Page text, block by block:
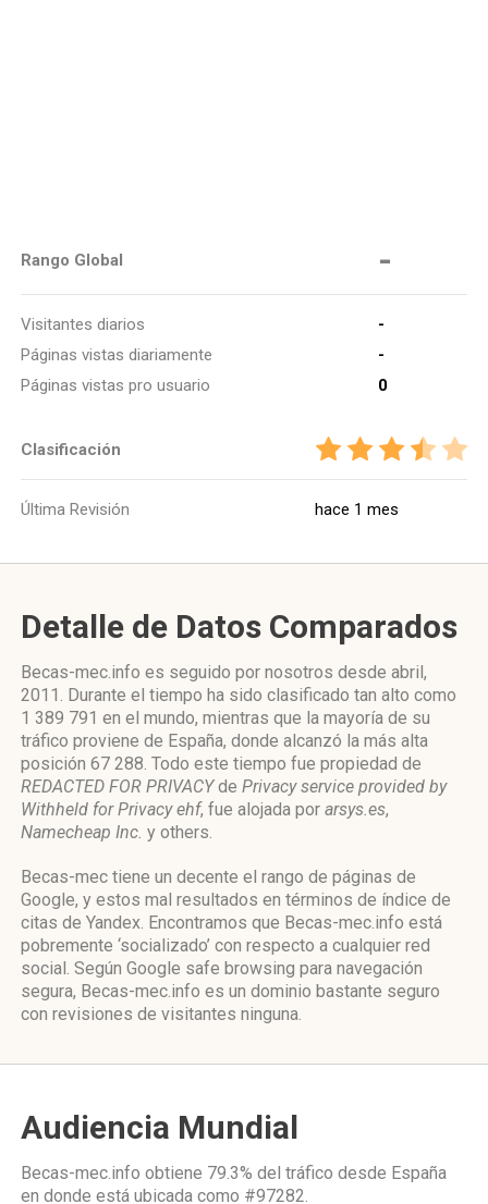
Rango Global -
Visitantes diarios
-
Páginas vistas diariamente
-
Páginas vistas pro usuario
0
Clasificación
Última Revisión hace 1 mes
Detalle de Datos Comparados
Becas-mec.info es seguido por nosotros desde abril,
2011. Durante el tiempo ha sido clasificado tan alto como
1 389 791 en el mundo, mientras que la mayoría de su
tráfico proviene de España, donde alcanzó la más alta
posición 67 288. Todo este tiempo fue propiedad de
REDACTED FOR PRIVACYde Privacy service provided by
Withheld for Privacy ehf, fue alojada por arsys.es,
Namecheap Inc. y others.
Becas-mec tiene un decente el rango de páginas de
Google, y estos mal resultados en términos de índice de
citas de Yandex. Encontramos que Becas-mec.info está
pobremente ‘socializado’ con respecto a cualquier red
social. Según Google safe browsing para navegación
segura, Becas-mec.info es un dominio bastante seguro
con revisiones de visitantes ninguna.
Audiencia Mundial
Becas-mec.info obtiene 79.3% del tráfico desde España
en donde está ubicada como #97282.